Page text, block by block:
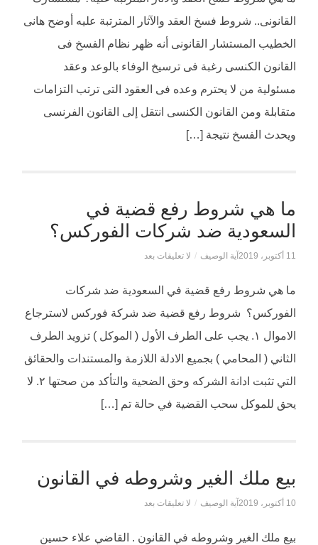
القانونى.. شروط فسخ العقد والآثار المترتبة عليه أوضح هانى
الخطيب المستشار القانونى أنه ظهر نظام الفسخ فى
القانون الكنسى رغبة فى ترسيخ الوفاء بالوعد وعقد
مسئولية من لا يحترم وعده فى العقود التى ترتب التزامات
متقابلة ومن القانون الكنسى انتقل إلى القانون الفرنسى
ويحدث الفسخ نتيجة […]
ما هي شروط رفع قضية في
السعودية ضد شركات الفوركس؟
11 أكتوبر، 2019 آية الوصيف / لا تعليقات بعد
ما هي شروط رفع قضية في السعودية ضد شركات
الفوركس؟ شروط رفع قضية ضد شركة فوركس لاسترجاع
الاموال ١. يجب على الطرف الأول ( الموكل ) تزويد الطرف
الثاني ( المحامي ) بجميع الادلة اللازمة والمستندات والحقائق
التي تثبت ادانة الشركه وحق الضحية والتأكد من صحتها ٢. لا
يحق للموكل سحب القضية في حالة تم […]
بيع ملك الغير وشروطه في القانون
10 أكتوبر، 2019 آية الوصيف / لا تعليقات بعد
بيع ملك الغير وشروطه في القانون . القاضي علاء حسين